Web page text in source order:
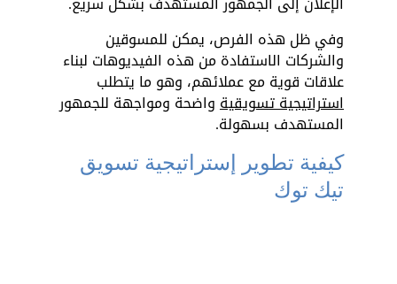
وفي ظل هذه الفرص، يمكن للمسوقين
والشركات الاستفادة من هذه الفيديوهات لبناء
علاقات قوية مع عملائهم، وهو ما يتطلب
استراتيجية تسويقية واضحة ومواجهة للجمهور
المستهدف بسهولة.
كيفية تطوير إستراتيجية تسويق
تيك توك